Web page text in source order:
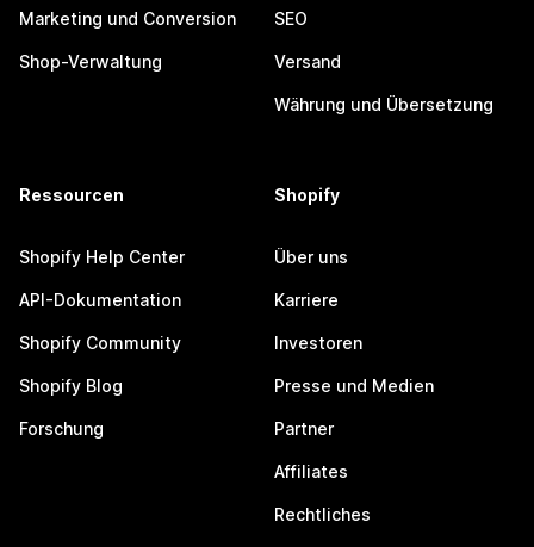
Marketing und Conversion
Shop-Verwaltung
SEO
Versand
Währung und Übersetzung
Ressourcen
Shopify Help Center
API-Dokumentation
Shopify Community
Shopify Blog
Forschung
Shopify
Über uns
Karriere
Investoren
Presse und Medien
Partner
Affiliates
Rechtliches